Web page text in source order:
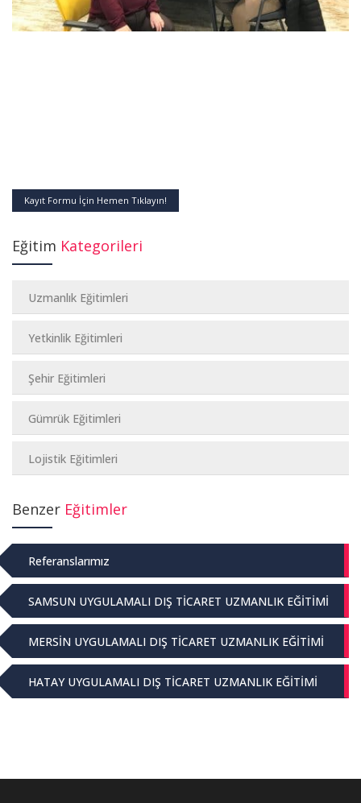
Kayıt Formu İçin Hemen Tıklayın!
Eğitim Kategorileri
Uzmanlık Eğitimleri
Yetkinlik Eğitimleri
Şehir Eğitimleri
Gümrük Eğitimleri
Lojistik Eğitimleri
Benzer Eğitimler
Referanslarımız
SAMSUN UYGULAMALI DIŞ TİCARET UZMANLIK EĞİTİMİ
MERSİN UYGULAMALI DIŞ TİCARET UZMANLIK EĞİTİMİ
HATAY UYGULAMALI DIŞ TİCARET UZMANLIK EĞİTİMİ